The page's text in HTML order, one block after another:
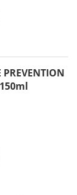
PREVENTION